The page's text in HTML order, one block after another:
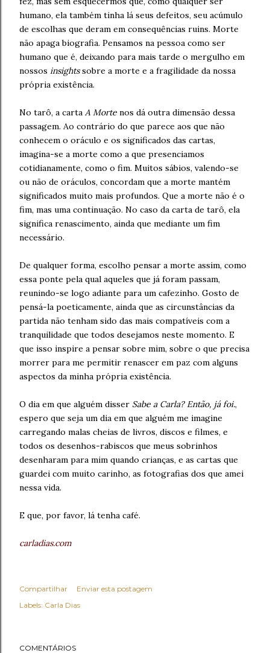
humano, ela também tinha lá seus defeitos, seu acúmulo
de escolhas que deram em consequências ruins. Morte
não apaga biografia. Pensamos na pessoa como ser
humano que é, deixando para mais tarde o mergulho em
nossos insightssobre a morte e a fragilidade da nossa
própria existência.
No tarô, a carta A Morte nos dá outra dimensão dessa
passagem. Ao contrário do que parece aos que não
conhecem o oráculo e os significados das cartas,
imagina-se a morte como a que presenciamos
cotidianamente, como o fim. Muitos sábios, valendo-se
ou não de oráculos, concordam que a morte mantém
significados muito mais profundos. Que a morte não é o
fim, mas uma continuação. No caso da carta de tarô, ela
significa renascimento, ainda que mediante um fim
necessário.
De qualquer forma, escolho pensar a morte assim, como
essa ponte pela qual aqueles que já foram passam,
reunindo-se logo adiante para um cafezinho. Gosto de
pensá-la poeticamente, ainda que as circunstâncias da
partida não tenham sido das mais compatíveis com a
tranquilidade que todos desejamos neste momento. E
que isso inspire a pensar sobre mim, sobre o que precisa
morrer para me permitir renascer em paz com alguns
aspectos da minha própria existência.
O dia em que alguém disser Sabe a Carla? Então, já foi.,
espero que seja um dia em que alguém me imagine
carregando malas cheias de livros, discos e filmes, e
todos os desenhos-rabiscos que meus sobrinhos
desenharam para mim quando crianças, e as cartas que
guardei com muito carinho, as fotografias dos que amei
nessa vida.
E que, por favor, lá tenha café.
carladias.com
Compartilhar
Enviar esta postagem
Labels: Carla Dias
COMENTÁRIOS